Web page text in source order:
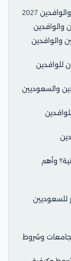
2027
والوافدين
والوافدين
للوافدين
والسعوديين
وأهم
الهندسة جامعة 6 أكتوبر للسعوديين
وشروط